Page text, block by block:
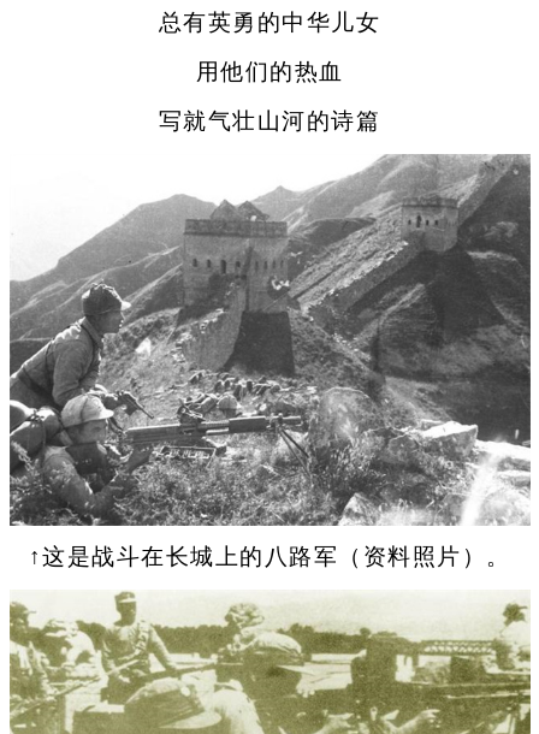
总有英勇的中华儿女
用他们的热血
写就气壮山河的诗篇
↑这是战斗在长城上的八路军（资料照片）。